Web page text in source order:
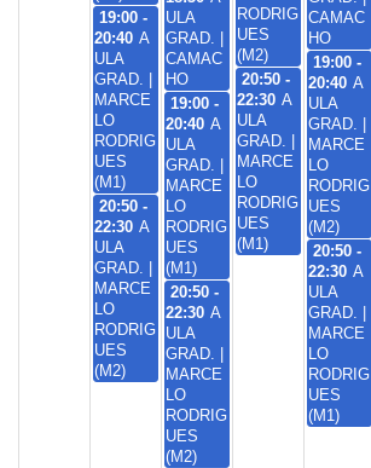
19:00 -
20:40 A
ULA
GRAD. |
MARCE
LO
RODRIG
UES
(M1)
19:00 -
20:40 A
ULA
GRAD. |
MARCE
LO
RODRIG
UES
(M1)
20:50 -
22:30 A
ULA
GRAD. |
MARCE
LO
RODRIG
UES
(M1)
20:50 -
22:30 A
ULA
GRAD. |
MARCE
LO
RODRIG
UES
(M1)
20:50 -
22:30 A
ULA
GRAD. |
MARCE
LO
RODRIG
UES
(M2)
20:50 -
22:30 A
ULA
GRAD. |
MARCE
LO
RODRIG
UES
(M2)
RODRIG
UES
(M2)
19:00 -
20:40 A
ULA
GRAD. |
MARCE
LO
RODRIG
UES
(M2)
ULA
GRAD. |
CAMAC
HO
CAMAC
HO